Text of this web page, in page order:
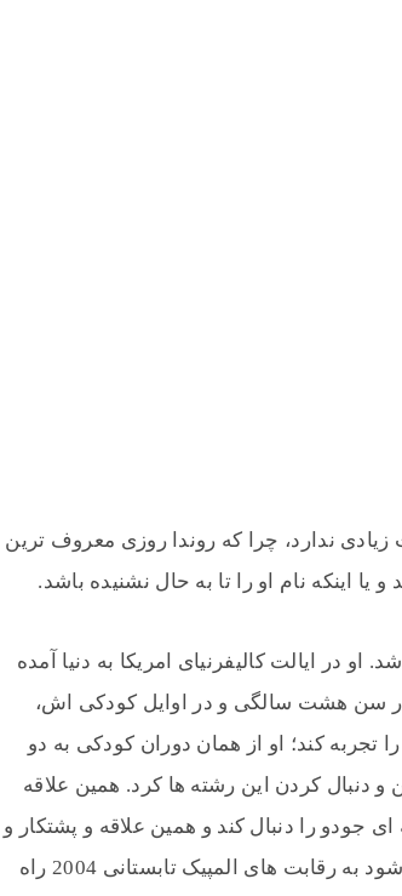
ندارد، چرا که روندا روزی معروف ترین
اینکه نام او را تا به حال نشنیده باشد.
امریکا می باشد. او در ایالت کالیفرنیای امریکا به دنیا آمده
سن هشت سالگی و در اوایل کودکی اش،
تجربه کند؛ او از همان دوران کودکی به دو
دنبال کردن این رشته ها کرد. همین علاقه
به صورت حرفه ای جودو را دنبال کند و همین علاقه و پشتکار و
استعداد خوب او موجب شد تا در سن 17 سالگی موفق شود به رقابت های المپیک تابستانی 2004 راه